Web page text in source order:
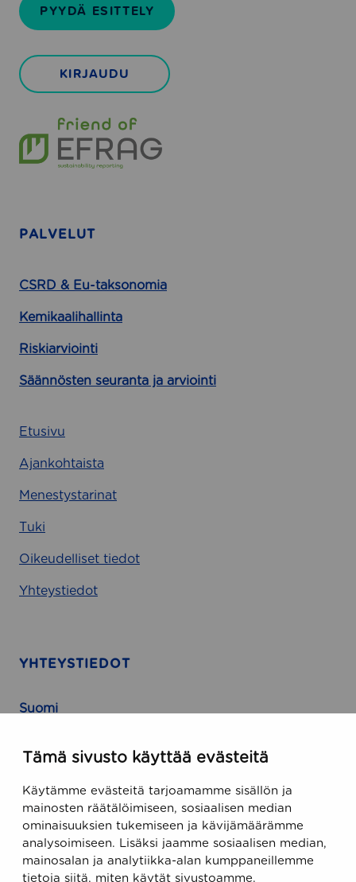
Tämä sivusto käyttää evästeitä
Käytämme evästeitä tarjoamamme sisällön ja
mainosten räätälöimiseen, sosiaalisen median
ominaisuuksien tukemiseen ja kävijämäärämme
analysoimiseen. Lisäksi jaamme sosiaalisen median,
mainosalan ja analytiikka-alan kumppaneillemme
tietoja siitä, miten käytät sivustoamme.
PYYDÄ ESITTELY
KIRJAUDU
PALVELUT
CSRD & Eu-taksonomia
Kemikaalihallinta
Riskiarviointi
Säännösten seuranta ja arviointi
Etusivu
Ajankohtaista
Menestystarinat
Tuki
Oikeudelliset tiedot
Yhteystiedot
YHTEYSTIEDOT
Suomi
FIN-00100 Helsinki, Finland
USA
470 Ramona Street
Palo Alto, CA 94301, USA